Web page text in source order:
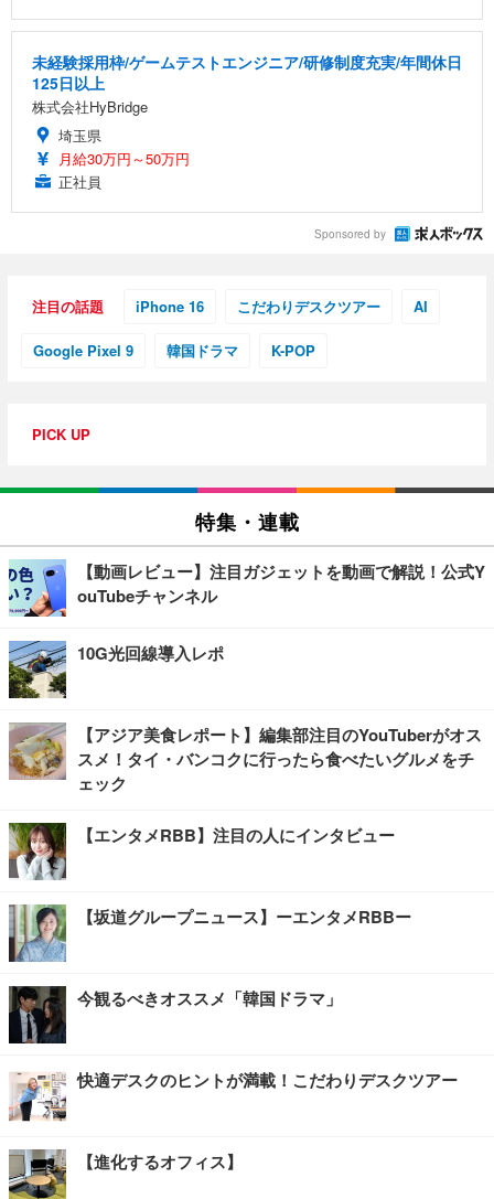
未経験採用枠/ゲームテストエンジニア/研修制度充実/年間休日
125日以上
株式会社HyBridge
埼玉県
月給30万円～50万円
正社員
Sponsored by
注目の話題 iPhone 16 こだわりデスクツアー AI
Google Pixel 9 韓国ドラマ K-POP
PICK UP
特集・連載
【動画レビュー】注目ガジェットを動画で解説！公式Y
ouTubeチャンネル
10G光回線導入レポ
【アジア美食レポート】編集部注目のYouTuberがオス
スメ！タイ・バンコクに行ったら食べたいグルメをチ
ェック
【エンタメRBB】注目の人にインタビュー
【坂道グループニュース】ーエンタメRBBー
今観るべきオススメ「韓国ドラマ」
快適デスクのヒントが満載！こだわりデスクツアー
【進化するオフィス】